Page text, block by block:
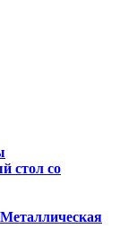
стол со
Металлическая